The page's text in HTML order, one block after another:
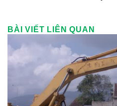
BÀI VIẾT LIÊN QUAN